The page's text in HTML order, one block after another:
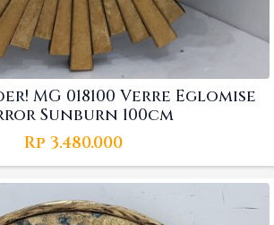
MG 018100 Verre Eglomise
Sunburn 100cm
Rp 3.480.000